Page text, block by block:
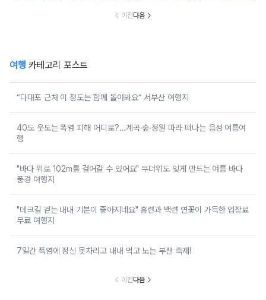
이전다음
여행 카테고리 포스트
“다대포 근처 이 정도는 함께 돌아봐요” 서부산 여행지
40도 웃도는 폭염 피해 어디로?…계곡·숲·정원 따라 떠나는 음성 여름여
행
"바다 위로 102m를 걸어갈 수 있어요" 무더위도 잊게 만드는 여름 바다
풍경 여행지
"데크길 걷는 내내 기분이 좋아지네요" 홍련과 백련 연꽃이 가득한 입장료
무료 여행지
7일간 폭염에 정신 못차리고 내내 먹고 노는 부산 축제!
이전다음